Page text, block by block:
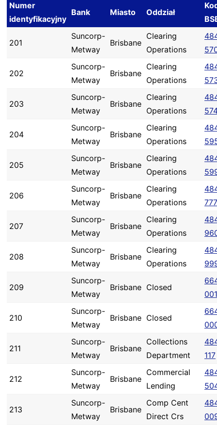
Numer
identyfikacyjny
Bank Miasto Oddział
201
Suncorp-
Metway
Brisbane
Clearing
Operations
202
Suncorp-
Metway
Brisbane
Clearing
Operations
203
Suncorp-
Metway
Brisbane
Clearing
Operations
204
Suncorp-
Metway
Brisbane
Clearing
Operations
205
Suncorp-
Metway
Brisbane
Clearing
Operations
206
Suncorp-
Metway
Brisbane
Clearing
Operations
777
207
Suncorp-
Metway
Brisbane
Clearing
Operations
208
Suncorp-
Metway
Brisbane
Clearing
Operations
209
Suncorp-
Metway
Brisbane Closed
001
210
Suncorp-
Metway
Brisbane Closed
211
Suncorp-
Metway
Brisbane
Collections
Department
117
212
Suncorp-
Metway
Brisbane
Commercial
Lending
213
Suncorp-
Metway
Brisbane
Comp Cent
Direct Crs